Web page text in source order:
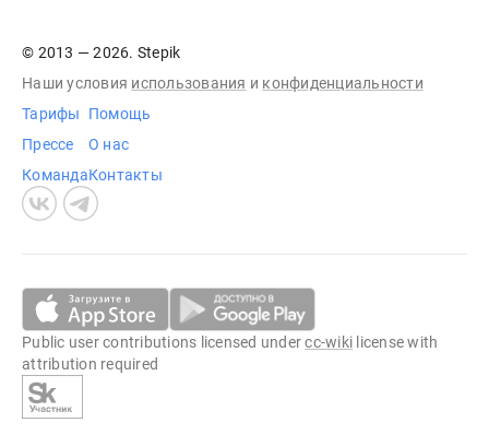
© 2013 — 2026. Stepik
Наши условия использования и конфиденциальности
Тарифы
Прессе
Команда
Помощь
О нас
Контакты
Public user contributions licensed undercc-wiki license with
attribution required